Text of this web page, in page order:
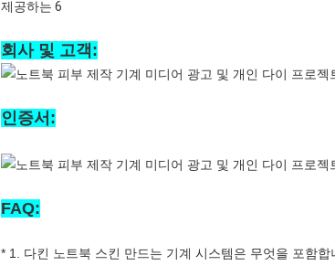
회사 및 고객:
인증서:
FAQ:
* 1. 다킨 노트북 스킨 만드는 기계 시스템은 무엇을 포함합